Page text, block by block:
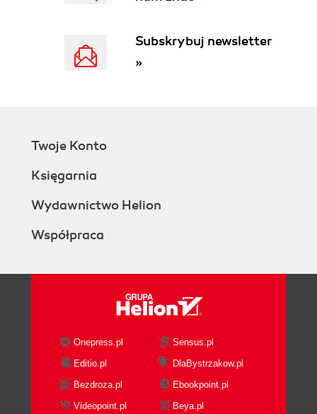
6.3. Makrodefinicje a instrukcje (90)
6.4. Makrodefinicje a definicje typów (91)
7.3. Rozmiar liczby całkowitej (96)
7.5. Operatory przesunięć bitowych (98)
7.7. Obcinanie przy dzieleniu (100)
7.9. Zamiana wielkości liter (102)
ponownie? (103)
7.11. Przykładowe problemy nieprzenośności
8.2. Odpowiedzi do ćwiczeń (113)
Dodatek A Funkcja printf i zmienne listy
Subskrybuj newsletter
»
Twoje Konto
Księgarnia
Wydawnictwo Helion
Współpraca
Onepress.pl
Sensus.pl
Editio.pl
DlaBystrzakow.pl
Bezdroza.pl
Ebookpoint.pl
Videopoint.pl
Beya.pl